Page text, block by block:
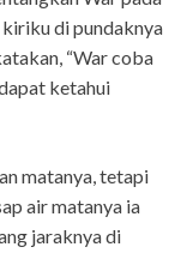
di pundaknya
“War coba
ketahui
matanya, tetapi
air matanya ia
jaraknya di